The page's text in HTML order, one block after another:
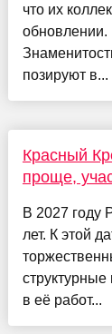
что их
обновлении.
позируют в...
Красный
проще,
В 2027 году
лет. К этой
структурные
в её работ...